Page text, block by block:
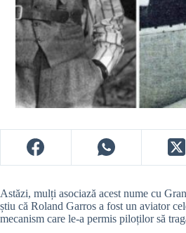
Astăzi, mulți asociază acest nume cu
știu că Roland Garros a fost un aviator
mecanism care le-a permis piloților să